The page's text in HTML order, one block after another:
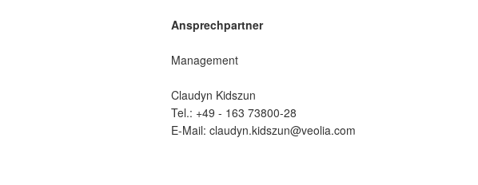
Ansprechpartner
Management
Claudyn Kidszun
Tel.: +49 - 163 73800-28
E-Mail: claudyn.kidszun@veolia.com